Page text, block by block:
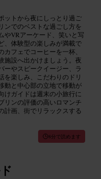
ットから夜にしっとり過ご
ンでのベストな過ごし方を
やVRアーケード、笑いと写
、体験型の楽しみが満載で
フェでコーヒーを一杯、
施設へ出かけましょう。夜
ーやスピークイージー、ラ
を楽しみ、こだわりのドリ
動と中心部の立地で移動が
けガイドは週末の小旅行に
リンの評価の高いロマンチ
計画、街でリラックスする
8分で読めます